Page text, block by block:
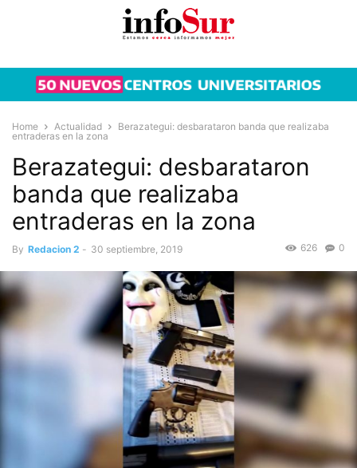
Home Actualidad
Berazategui: desbarataron banda que realizaba
entraderas en la zona
Berazategui: desbarataron
banda que realizaba
entraderas en la zona
By Redacion 2 - 30 septiembre, 2019 0
626